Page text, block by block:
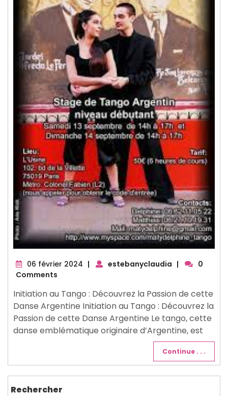
06 février 2024 06
| estebanyclaudia |
0
Comments
Initiation au Tango : Découvrez la Passion de cette
Danse Argentine Initiation au Tango : Découvrez la
Passion de cette Danse Argentine Le tango, cette
danse emblématique originaire d’Argentine, est
Continue . . .
Rechercher